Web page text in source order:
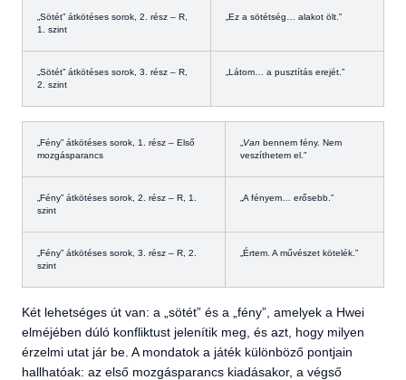
Sötét” átkötéses sorok, 2. rész – R,
1. szint
Ez a sötétség… alakot ölt.”
Sötét” átkötéses sorok, 3. rész – R,
2. szint
Látom… a pusztítás erejét.”
Fény” átkötéses sorok, 1. rész – Első
mozgásparancs
Van bennem fény. Nem
veszíthetem el.”
Fény” átkötéses sorok, 2. rész – R, 1.
szint
A fényem… erősebb.”
Fény” átkötéses sorok, 3. rész – R, 2.
szint
Értem. A művészet kötelék.”
Két lehetséges út van: a „sötét” és a „fény”, amelyek a Hwei
elméjében dúló konfliktust jelenítik meg, és azt, hogy milyen
érzelmi utat jár be. A mondatok a játék különböző pontjain
hallhatóak: az első mozgásparancs kiadásakor, a végső